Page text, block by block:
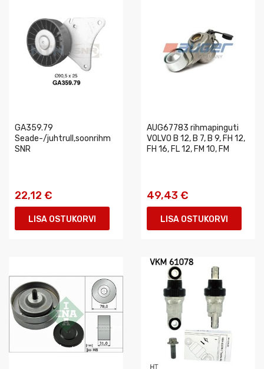
GA359.79
Seade-/juhtrull,soonrihm
SNR
22,12 €
LISA OSTUKORVI
AUG67783 rihmapinguti
VOLVO B 12, B 7, B 9, FH 12,
FH 16, FL 12, FM 10, FM
49,43 €
LISA OSTUKORVI